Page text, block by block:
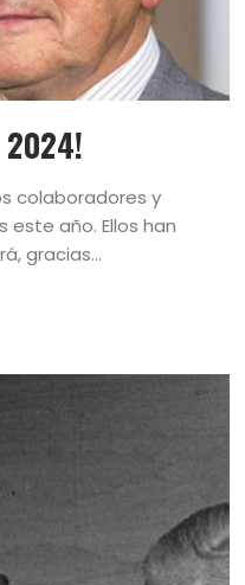
colaboradores y
año. Ellos han
gracias...